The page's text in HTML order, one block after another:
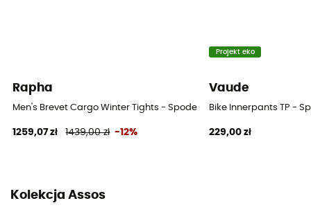
Szelki
Tak
Rapha
Men's Brevet Cargo Winter Tights - Spodenki kolarskie z szelkami
1259,07 zł 1439,00 zł -12%
Projekt eko
Vaude
Bike Innerpants TP -
229,00 zł
Kolekcja Assos